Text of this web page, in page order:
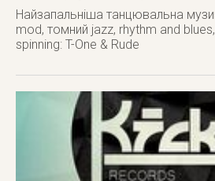
Найзапальніша танцювальна
mod, томний jazz, rhythm and
spinning: T-One & Rude